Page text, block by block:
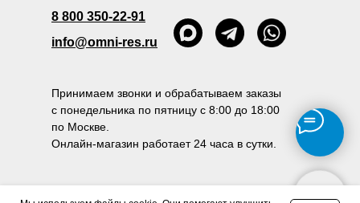
Принимаем звонки и обрабатываем заказы
с понедельника по пятницу с 8:00 до 18:00
по Москве.
Онлайн-магазин работает 24 часа в сутки.
8 800 350-22-91
info@omni-res.ru